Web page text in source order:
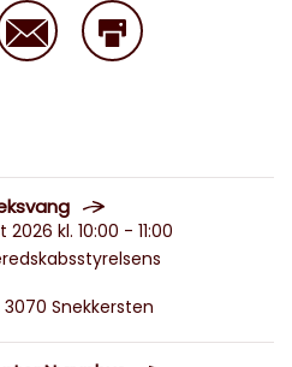
kl. 10:00 - 11:00
Snekkersten